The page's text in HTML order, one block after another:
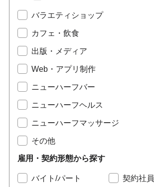
バラエティショップ
カフェ・飲食
出版・メディア
Web・アプリ制作
ニューハーフバー
ニューハーフヘルス
ニューハーフマッサージ
その他
雇用・契約形態から探す
バイト/パート 契約社員